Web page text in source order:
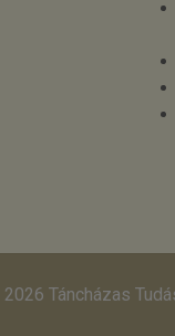
Táncházas